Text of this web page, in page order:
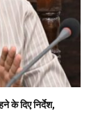
के दिए निर्देश,